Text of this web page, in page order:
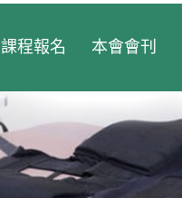
課程報名 本會會刊